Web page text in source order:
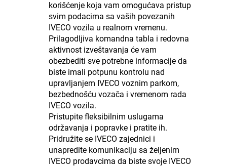
korišćenje koja vam omogućava pristup
svim podacima sa vaših povezanih
IVECO vozila u realnom vremenu.
Prilagodljiva komandna tabla i redovna
aktivnost izveštavanja će vam
obezbediti sve potrebne informacije da
biste imali potpunu kontrolu nad
upravljanjem IVECO voznim parkom,
bezbednošću vozača i vremenom rada
IVECO vozila.
Pristupite fleksibilnim uslugama
održavanja i popravke i pratite ih.
Pridružite se IVECO zajednici i
unapredite komunikaciju sa željenim
IVECO prodavcima da biste svoje IVECO